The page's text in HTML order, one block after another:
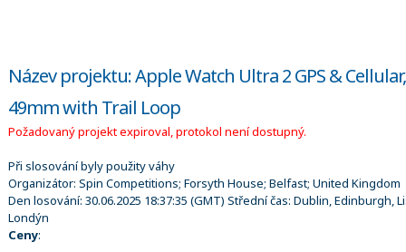
Název projektu: Apple Watch Ultra 2 GPS & Cellular,
49mm with Trail Loop
Požadovaný projekt expiroval, protokol není dostupný.
Při slosování byly použity váhy
Organizátor: Spin Competitions; Forsyth House; Belfast; United Kingdom
Den losování: 30.06.2025 18:37:35 (GMT) Střední čas: Dublin, Edinburgh,
Londýn
Ceny: